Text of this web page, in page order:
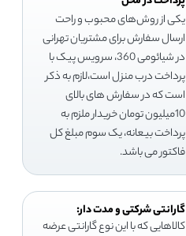
یکی از روش‌های محبوب و راحت
ارسال سفارش برای مشتریان تهرانی
در شیائومی 360، سرویس پیک با
پرداخت درب منزل است،لازم به ذکر
است که در سفارش های بالای
10میلیون تومان خریدار ملزم به
پرداخت بیعانه، یک سوم مبلغ کل
فاکتور می باشد.
گارانتی شرکتی و مدت دار:
کالاهایی که با این نوع گارانتی عرضه